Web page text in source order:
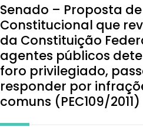
Senado – Proposta
Constitucional que
da Constituição
agentes públicos
foro privilegiado,
responder por
comuns (PEC109/2011)